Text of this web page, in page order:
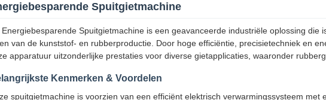
Spuitgietmachine
Energiebesparende Spuitgietmachine is een geavanceerde industriële oplossing die
van de kunststof- en rubberproductie. Door hoge efficiëntie, precisietechniek en
apparatuur uitzonderlijke prestaties voor diverse gietapplicaties, waaronder
Kenmerken & Voordelen
spuitgietmachine is voorzien van een efficiënt elektrisch verwarmingssysteem met